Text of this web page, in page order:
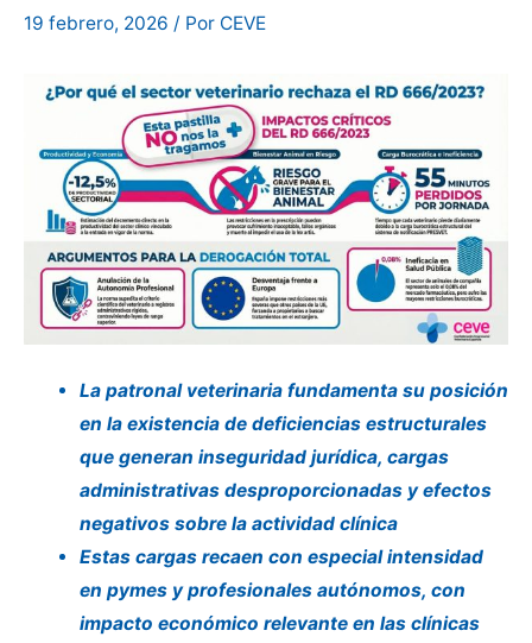
19 febrero, 2026 / Por CEVE
La patronal veterinaria fundamenta su posición
en la existencia de deficiencias estructurales
que generan inseguridad jurídica, cargas
administrativas desproporcionadas y efectos
negativos sobre la actividad clínica
Estas cargas recaen con especial intensidad
en pymes y profesionales autónomos, con
impacto económico relevante en las clínicas